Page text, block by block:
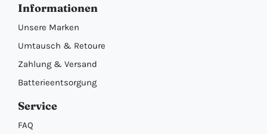
Informationen
Unsere Marken
Umtausch & Retoure
Zahlung & Versand
Batterieentsorgung
Service
FAQ